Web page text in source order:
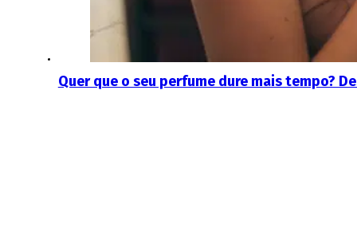
Quer que o seu perfume dure mais tempo?